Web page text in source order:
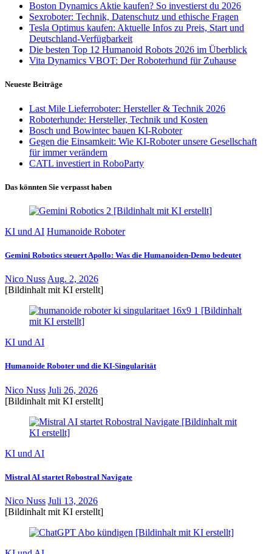
Boston Dynamics Aktie kaufen? So investierst du 2026
Sexroboter: Technik, Datenschutz und ethische Fragen
Tesla Optimus kaufen: Aktuelle Infos zu Preis, Start und
Deutschland-Verfügbarkeit
Die besten Top 12 Humanoid Robots 2026 im Überblick
Vita Dynamics VBOT: Der Roboterhund für Zuhause
Neueste Beiträge
Last Mile Lieferroboter: Hersteller & Technik 2026
Roboterhunde: Hersteller, Technik und Kosten
Bosch und Bowintec bauen KI-Roboter
Gegen die Einsamkeit: Wie KI-Roboter unsere Gesellschaft
für immer verändern
CATL investiert in RoboParty
Das könnten Sie verpasst haben
KI und AI Humanoide Roboter
Gemini Robotics steuert Apollo: Was die Humanoiden-Demo bedeutet
Nico Nuss Aug. 2, 2026
[Bildinhalt mit KI erstellt]
KI und AI
Humanoide Roboter und die KI-Singularität
Nico Nuss Juli 26, 2026
[Bildinhalt mit KI erstellt]
KI und AI
Mistral AI startet Robostral Navigate
Nico Nuss Juli 13, 2026
[Bildinhalt mit KI erstellt]